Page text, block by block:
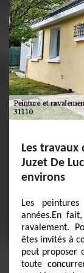
Les travaux
Juzet De
environs
Les
années.En
ravalement.
êtes invités à
peut proposer
toute